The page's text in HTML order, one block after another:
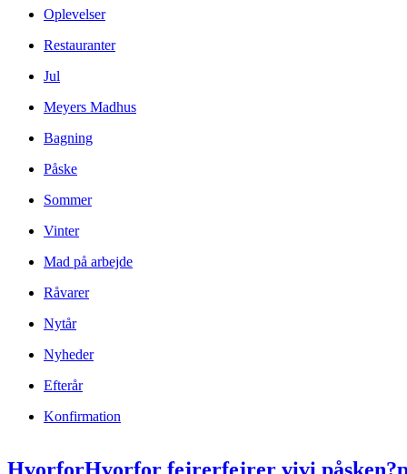
Oplevelser
Restauranter
Jul
Meyers Madhus
Bagning
Påske
Sommer
Vinter
Mad på arbejde
Råvarer
Nytår
Nyheder
Efterår
Konfirmation